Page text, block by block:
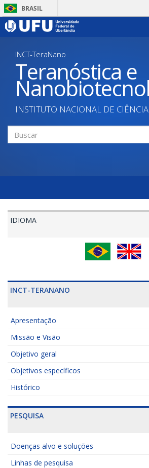
Pular
para
BRASIL
INCT-TeraNano
Teranóstica e
INSTITUTO NACIONAL DE
Formulário
IDIOMA
INCT-TERANANO
Apresentação
Missão e Visão
Objetivo geral
Objetivos específicos
Histórico
PESQUISA
Doenças alvo e soluções
Linhas de pesquisa